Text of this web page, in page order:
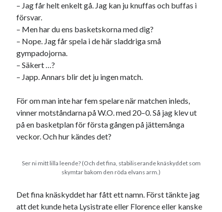
– Jag får helt enkelt gå. Jag kan ju knuffas och buffas i
försvar.
– Men har du ens basketskorna med dig?
– Nope. Jag får spela i de här sladdriga små
gympadojorna.
– Säkert …?
– Japp. Annars blir det ju ingen match.
För om man inte har fem spelare när matchen inleds,
vinner motståndarna på W.O. med 20–0. Så jag klev ut
på en basketplan för första gången på jättemånga
veckor. Och hur kändes det?
Ser ni mitt lilla leende? (Och det fina, stabiliserande knäskyddet som
skymtar bakom den röda elvans arm.)
Det fina knäskyddet har fått ett namn. Först tänkte jag
att det kunde heta Lysistrate eller Florence eller kanske